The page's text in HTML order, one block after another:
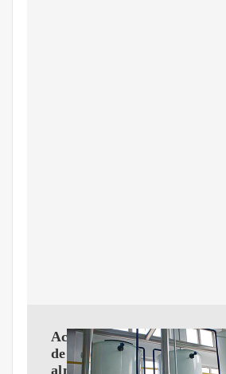
Aceite
de
almendras